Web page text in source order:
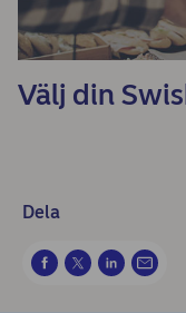
Välj din
Dela